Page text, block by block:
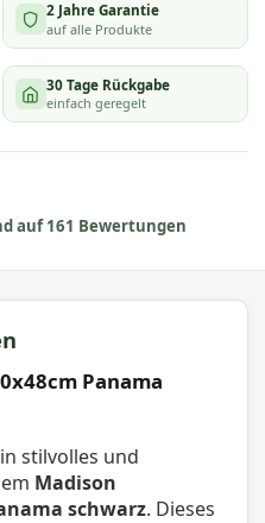
2 Jahre Garantie
auf alle Produkte
30 Tage Rückgabe
einfach geregelt
auf 161 Bewertungen
Panama
stilvolles und
Madison
schwarz. Dieses